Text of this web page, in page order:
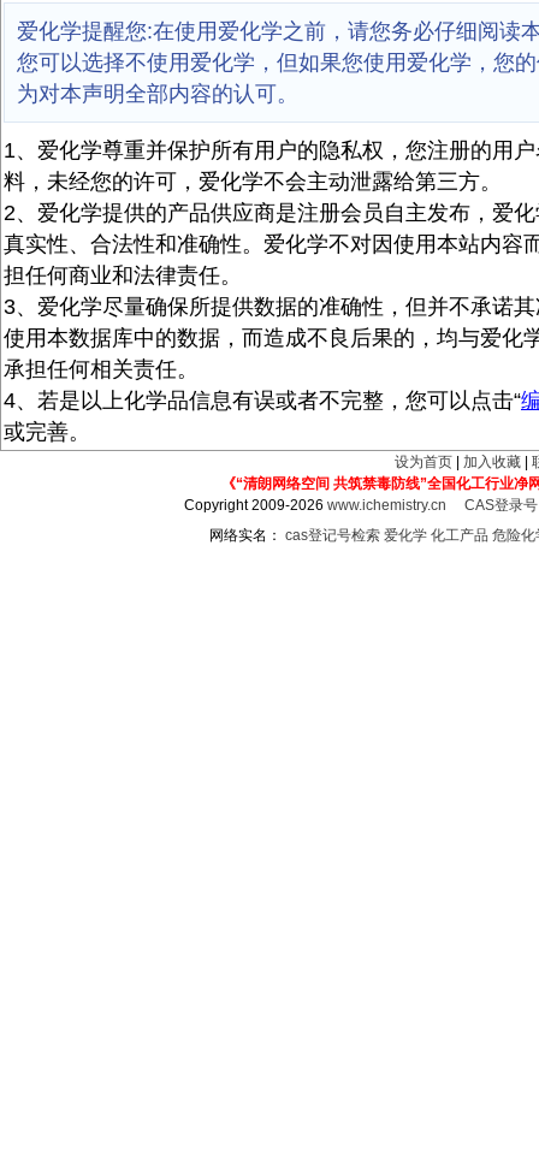
爱化学提醒您:在使用爱化学之前，请您务必仔细阅读
您可以选择不使用爱化学，但如果您使用爱化学，您
为对本声明全部内容的认可。
1、爱化学尊重并保护所有用户的隐私权，您注册的用
料，未经您的许可，爱化学不会主动泄露给第三方。
2、爱化学提供的产品供应商是注册会员自主发布，爱
真实性、合法性和准确性。爱化学不对因使用本站内容
担任何商业和法律责任。
3、爱化学尽量确保所提供数据的准确性，但并不承诺
使用本数据库中的数据，而造成不良后果的，均与爱化
承担任何相关责任。
4、若是以上化学品信息有误或者不完整，您可以点击“
或完善。
设为首页 加入收藏
《“清朗网络空间 共筑禁毒防线”全国化工行业净
Copyright 2009-2026www.ichemistry.cn
CAS登录
网络实名： cas登记号检索 爱化学 化工产品 危险化